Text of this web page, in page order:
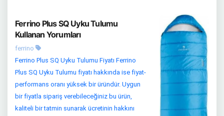
Ferrino Plus SQ Uyku Tulumu
Kullanan Yorumları
ferrino
Ferrino Plus SQ Uyku Tulumu Fiyatı Ferrino
Plus SQ Uyku Tulumu fiyatı hakkında ise fiyat-
performans oranı yüksek bir üründür. Uygun
bir fiyatla sipariş verebileceğiniz bu ürün,
kaliteli bir tatmin sunarak ücretinin hakkını